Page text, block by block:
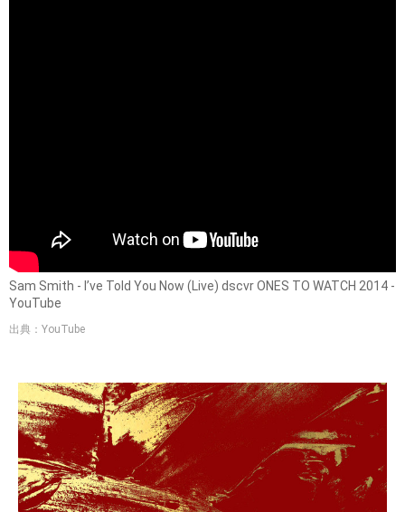
Sam Smith - I’ve Told You Now (Live) dscvr ONES TO WATCH 2014 -
YouTube
出典：YouTube